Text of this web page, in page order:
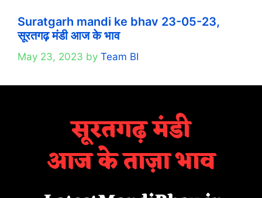
Suratgarh mandi ke bhav 23-05-23,
सूरतगढ़ मंडी आज के भाव
May 23, 2023 by Team BI